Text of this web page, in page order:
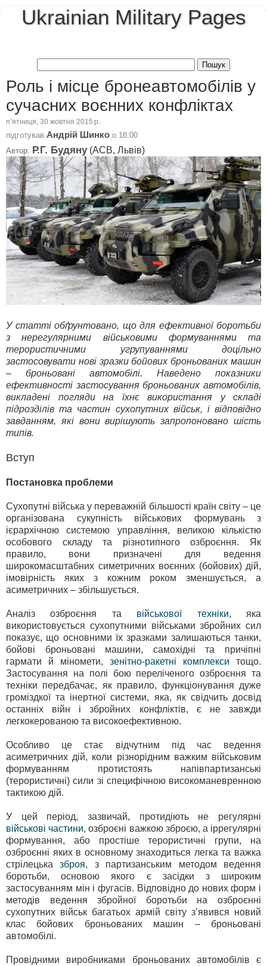
Ukrainian Military Pages
Роль і місце бронеавтомобілів у
сучасних воєнних конфліктах
пʼятниця, 30 жовтня 2015 р.
підготував Андрій Шинко о 18:00
Автор: Р.Г. Будяну(АСВ, Львів)
У статті обґрунтовано, що для ефективної боротьби
з нерегулярними військовими формуваннями та
терористичними угрупуваннями доцільно
застосовувати нові зразки бойових броньованих машин
– броньовані автомобілі. Наведено показники
ефективності застосування броньованих автомобілів,
викладені погляди на їхнє використання у складі
підрозділів та частин сухопутних військ, і відповідно
завданням, які вони вирішують запропоновано шість
типів.
Вступ
Постановка проблеми
Сухопутні війська у переважній більшості країн світу – це
організована сукупність військових формувань з
ієрархічною системою управління, великою кількістю
особового складу та різнотипного озброєння. Як
правило, вони призначені для ведення
широкомасштабних симетричних воєнних (бойових) дій,
імовірність яких з кожним роком зменшується, а
асиметричних – збільшується.
Аналіз озброєння та військової техніки, яка
використовується сухопутними військами збройних сил
показує, що основними їх зразками залишаються танки,
бойові броньовані машини, самохідні та причіпні
гармати й міномети, зенітно-ракетні комплекси тощо.
Застосування на полі бою переліченого озброєння та
техніки передбачає, як правило, функціонування дуже
громіздкої та інертної системи, яка, як свідчить досвід
останніх війн і збройних конфліктів, є не завжди
легкокерованою та високоефективною.
Особливо це стає відчутним під час ведення
асиметричних дій, коли різнорідним важким військовим
формуванням протистоять напівпартизанські
(терористичні) сили зі специфічною високоманевренною
тактикою дій.
У цей період, зазвичай, протидіють не регулярні
військові частини, озброєні важкою зброєю, а іррегулярні
формування, або простіше терористичні групи, на
озброєнні яких в основному знаходиться легка та важка
стрілецьказброя, з партизанським методом ведення
боротьби, основою якого є засідки з широким
застосуванням мін і фугасів. Відповідно до нових форм і
методів ведення збройної боротьби на озброєнні
сухопутних військ багатьох армій світу з’явився новий
клас бойових броньованих машин – броньовані
автомобілі.
Провідними виробниками броньованих автомобілів є